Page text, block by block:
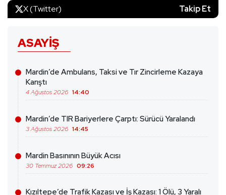
X (Twitter) Takip Et
ASAYIŞ
Mardin’de Ambulans, Taksi ve Tır Zincirleme Kazaya
Karıştı
4 Ağustos 2026 14:40
Mardin’de TIR Bariyerlere Çarptı: Sürücü Yaralandı
3 Ağustos 2026 14:45
Mardin Basınının Büyük Acısı
30 Temmuz 2026 09:26
Kızıltepe’de Trafik Kazası ve İş Kazası: 1 Ölü, 3 Yaralı